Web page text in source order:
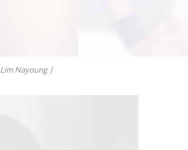
Lim Nayoung |